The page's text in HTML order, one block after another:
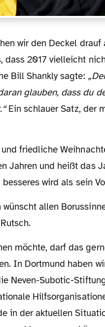
dass 2017 vielleicht
Bill Shankly sagte:
glauben, dass du
Ein schlauer Satz, der
Jahren und heißt das
wird als sein
In Dortmund haben
Neven-Subotic-
in der aktuellen